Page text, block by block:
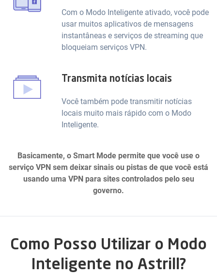
Com o Modo Inteligente ativado, você pode
usar muitos aplicativos de mensagens
instantâneas e serviços de streaming que
bloqueiam serviços VPN.
Transmita notícias locais
Você também pode transmitir notícias
locais muito mais rápido com o Modo
Inteligente.
Basicamente, o Smart Mode permite que você use o
serviço VPN sem deixar sinais ou pistas de que você está
usando uma VPN para sites controlados pelo seu
governo.
Como Posso Utilizar o Modo
Inteligente no Astrill?